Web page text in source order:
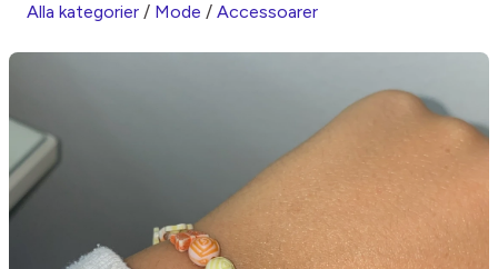
Alla kategorier / Mode / Accessoarer